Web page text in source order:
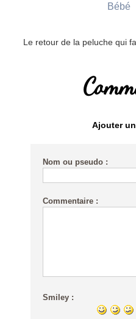
Bébé
Le retour de la peluche qui
Ajouter
Nom ou pseudo :
Commentaire :
Smiley :